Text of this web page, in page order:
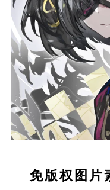
免版权图